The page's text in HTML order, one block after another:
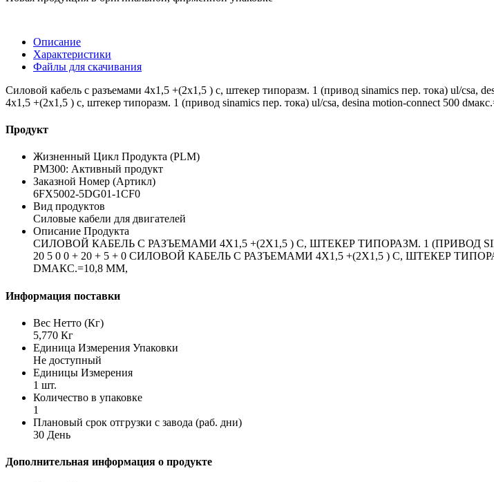
Описание
Характеристики
Файлы для скачивания
Силовой кабель с разъемами 4x1,5 +(2x1,5 ) c, штекер типоразм. 1 (привод sinamics пер. тока) ul/csa,
4x1,5 +(2x1,5 ) c, штекер типоразм. 1 (привод sinamics пер. тока) ul/csa, desina motion-connect 500
Продукт
Жизненный Цикл Продукта (PLM)
PM300: Активный продукт
Заказной Номер (Артикл)
6FX5002-5DG01-1CF0
Вид продуктов
Силовые кабели для двигателей
Описание Продукта
СИЛОВОЙ КАБЕЛЬ С РАЗЪЕМАМИ 4X1,5 +(2X1,5 ) C, ШТЕКЕР ТИПОРАЗМ. 1 (ПРИВОД
20 5 0 0 + 20 + 5 + 0 СИЛОВОЙ КАБЕЛЬ С РАЗЪЕМАМИ 4X1,5 +(2X1,5 ) C, ШТЕКЕР
DМАКС.=10,8 ММ,
Информация поставки
Вес Нетто (Кг)
5,770 Кг
Единица Измерения Упаковки
Не доступный
Единицы Измерения
1 шт.
Количество в упаковке
1
Плановый срок отгрузки с завода (раб. дни)
30 День
Дополнительная информация о продукте